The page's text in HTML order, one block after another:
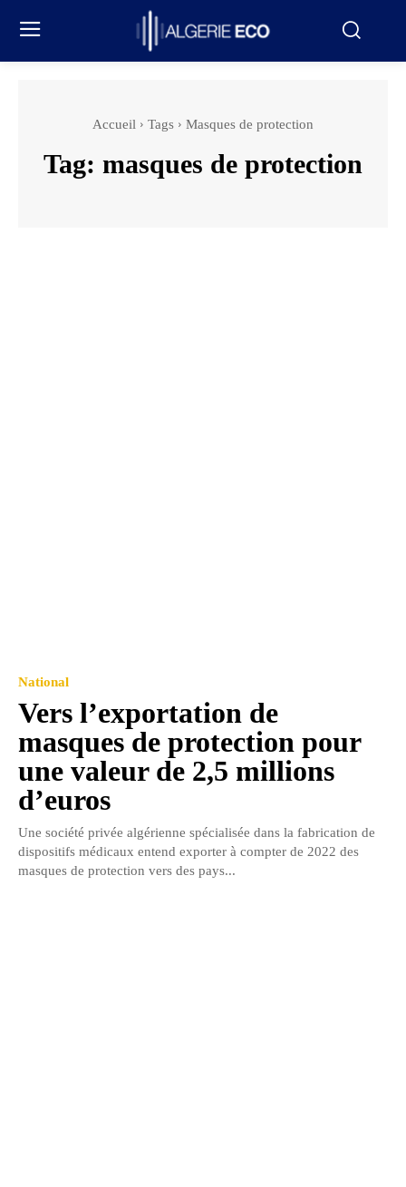
Accueil Tags Masques de protection
Tag: masques de protection
National
Vers l’exportation de
masques de protection pour
une valeur de 2,5 millions
d’euros
Une société privée algérienne spécialisée dans la fabrication de
dispositifs médicaux entend exporter à compter de 2022 des
masques de protection vers des pays...